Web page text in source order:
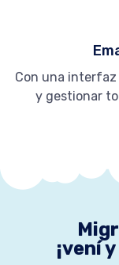
Con una
y gestionar
¡vení